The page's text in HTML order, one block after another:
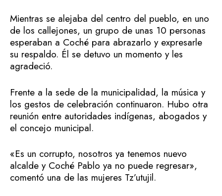
Mientras se alejaba del centro del pueblo, en uno
de los callejones, un grupo de unas 10 personas
esperaban a Coché para abrazarlo y expresarle
su respaldo. Él se detuvo un momento y les
agradeció.
Frente a la sede de la municipalidad, la música y
los gestos de celebración continuaron. Hubo otra
reunión entre autoridades indígenas, abogados y
el concejo municipal.
«Es un corrupto, nosotros ya tenemos nuevo
alcalde y Coché Pablo ya no puede regresar»,
comentó una de las mujeres Tz’utujil.